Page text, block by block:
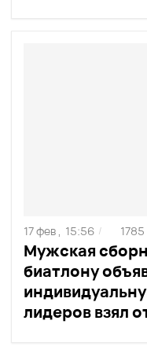
Мужская
биатлону
лидеров взял
17 фев , 15:56 / 1785